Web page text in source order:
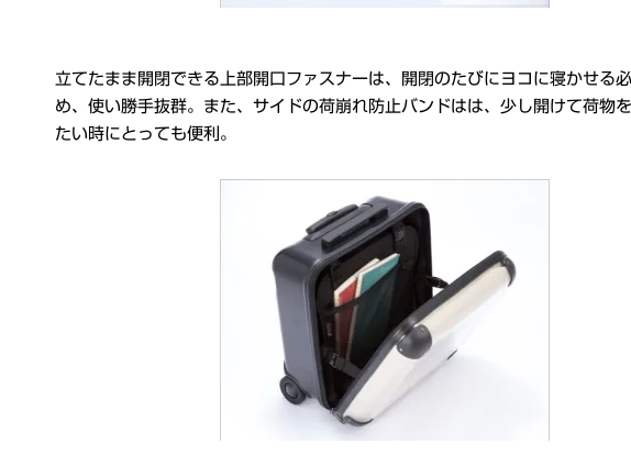
立てたまま開閉できる上部開口ファスナーは、開閉のたびにヨコに寝かせる
め、使い勝手抜群。また、サイドの荷崩れ防止バンドはは、少し開けて荷物
たい時にとっても便利。